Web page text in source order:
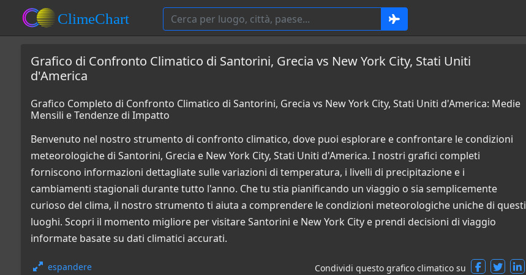
Grafico di Confronto Climatico di Santorini, Grecia vs New York City, Stati Uniti
d'America
Grafico Completo di Confronto Climatico di Santorini, Grecia vs New York City, Stati Uniti d'America: Medie
Mensili e Tendenze di Impatto
Benvenuto nel nostro strumento di confronto climatico, dove puoi esplorare e confrontare le condizioni
meteorologiche di Santorini, Grecia e New York City, Stati Uniti d'America. I nostri grafici completi
forniscono informazioni dettagliate sulle variazioni di temperatura, i livelli di precipitazione e i
cambiamenti stagionali durante tutto l'anno. Che tu stia pianificando un viaggio o sia semplicemente
curioso del clima, il nostro strumento ti aiuta a comprendere le condizioni meteorologiche uniche di questi
luoghi. Scopri il momento migliore per visitare Santorini e New York City e prendi decisioni di viaggio
informate basate su dati climatici accurati.
espandere Condividi questo grafico climatico su